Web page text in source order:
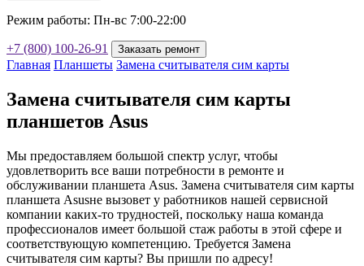
Режим работы: Пн-вс 7:00-22:00
+7 (800) 100-26-91 Заказать ремонт
Главная Планшеты Замена считывателя сим карты
Замена считывателя сим карты
планшетов Asus
Мы предоставляем большой спектр услуг, чтобы
удовлетворить все ваши потребности в ремонте и
обслуживании планшета Asus. Замена считывателя сим карты
планшета Asusне вызовет у работников нашей сервисной
компании каких-то трудностей, поскольку наша команда
профессионалов имеет большой стаж работы в этой сфере и
соответствующую компетенцию. Требуется Замена
считывателя сим карты? Вы пришли по адресу!